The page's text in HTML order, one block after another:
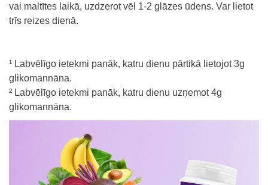
vai maltītes laikā, uzdzerot vēl 1-2 glāzes ūdens. Var lietot
trīs reizes dienā.
¹ Labvēlīgo ietekmi panāk, katru dienu pārtikā lietojot 3g
glikomannāna.
² Labvēlīgo ietekmi panāk, katru dienu uzņemot 4g
glikomannāna.